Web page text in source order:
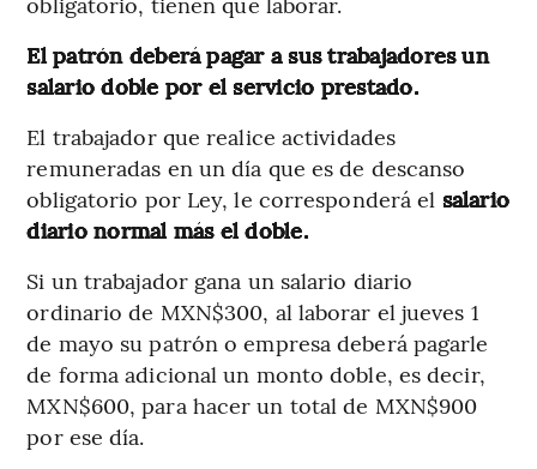
El patrón deberá pagar a sus trabajadores un
salario doble por el servicio prestado.
El trabajador que realice actividades
remuneradas en un día que es de descanso
obligatorio por Ley, le corresponderá el salario
diario normal más el doble.
Si un trabajador gana un salario diario
ordinario de MXN$300, al laborar el jueves 1
de mayo su patrón o empresa deberá pagarle
de forma adicional un monto doble, es decir,
MXN$600, para hacer un total de MXN$900
por ese día.